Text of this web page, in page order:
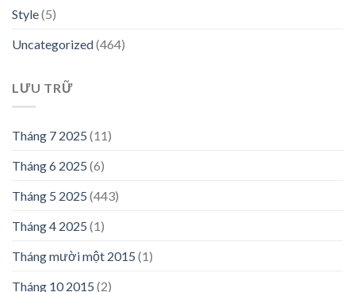
Style(5)
Uncategorized(464)
LƯU TRỮ
Tháng 7 2025 (11)
Tháng 6 2025 (6)
Tháng 5 2025 (443)
Tháng 4 2025 (1)
Tháng mười một 2015 (1)
Tháng 10 2015 (2)